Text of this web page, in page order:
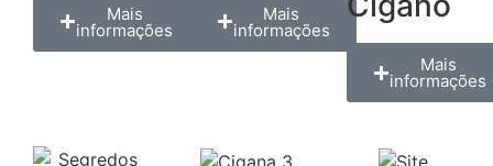
Mais
informações
Mais
informações
Mais
informações